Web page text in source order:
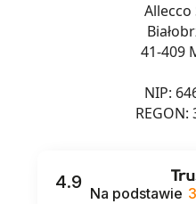
Allecco
41-409
NIP:
REGON:
4.9
Na podstawie